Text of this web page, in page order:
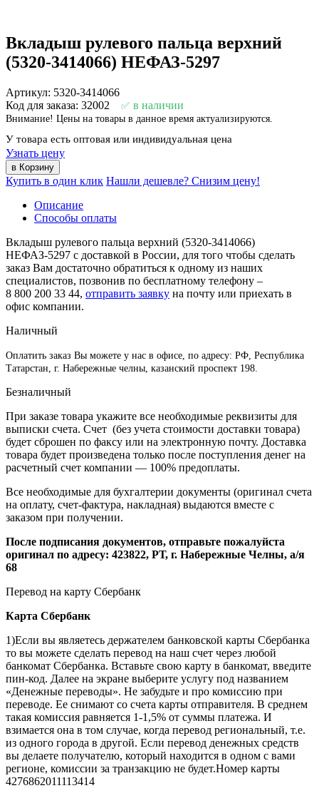
Вкладыш рулевого пальца верхний
(5320-3414066) НЕФАЗ-5297
Артикул: 5320-3414066
Код для заказа: 32002
в наличии
Внимание! Цены на товары в данное время актуализируются.
У товара есть оптовая или индивидуальная цена
Узнать цену
Купить в один клик Нашли дешевле? Снизим цену!
Описание
Способы оплаты
Вкладыш рулевого пальца верхний (5320-3414066)
НЕФАЗ-5297 с доставкой в России, для того чтобы сделать
заказ Вам достаточно обратиться к одному из наших
специалистов, позвонив по бесплатному телефону –
8 800 200 33 44, отправить заявку на почту или приехать в
офис компании.
Наличный
Оплатить заказ Вы можете у нас в офисе, по адресу: РФ, Республика
Татарстан, г. Набережные челны, казанский проспект 198.
Безналичный
При заказе товара укажите все необходимые реквизиты для
выписки счета. Счет (без учета стоимости доставки товара)
будет сброшен по факсу или на электронную почту. Доставка
товара будет произведена только после поступления денег на
расчетный счет компании — 100% предоплаты.
Все необходимые для бухгалтерии документы (оригинал счета
на оплату, счет-фактура, накладная) выдаются вместе с
заказом при получении.
После подписания документов, отправьте пожалуйста
оригинал по адресу: 423822, РТ, г. Набережные Челны, а/я
68
Перевод на карту Сбербанк
Карта Сбербанк
1)Если вы являетесь держателем банковской карты Сбербанка
то вы можете сделать перевод на наш счет через любой
банкомат Сбербанка. Вставьте свою карту в банкомат, введите
пин-код. Далее на экране выберите услугу под названием
«Денежные переводы». Не забудьте и про комиссию при
переводе. Ее снимают со счета карты отправителя. В среднем
такая комиссия равняется 1-1,5% от суммы платежа. И
взимается она в том случае, когда перевод региональный, т.е.
из одного города в другой. Если перевод денежных средств
вы делаете получателю, который находится в одном с вами
регионе, комиссии за транзакцию не будет.Номер карты
4276862011113414